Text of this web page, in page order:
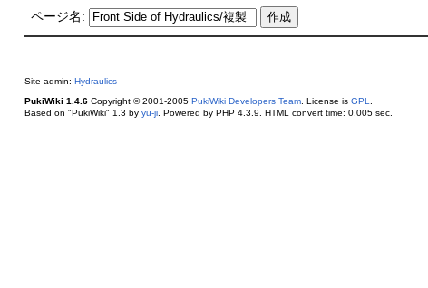
ページ名:
Site admin: Hydraulics
PukiWiki 1.4.6Copyright © 2001-2005 PukiWiki Developers Team. License is GPL
Based on "PukiWiki" 1.3 by yu-ji. Powered by PHP 4.3.9. HTML convert time: 0.005 sec.